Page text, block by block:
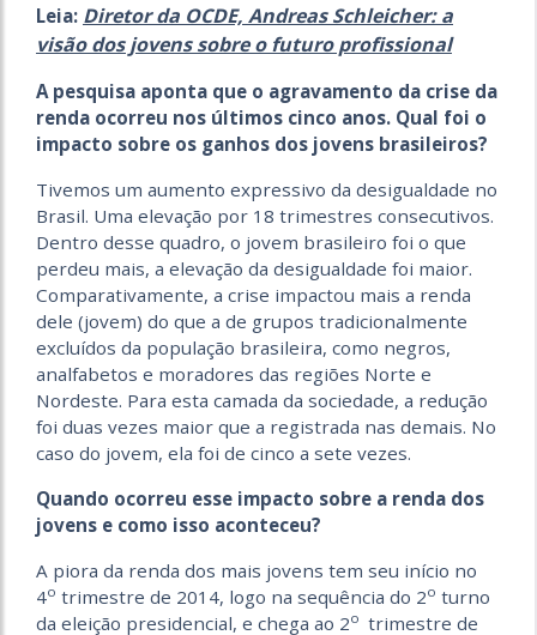
Leia: Diretor da OCDE, Andreas Schleicher: a
visão dos jovens sobre o futuro profissional
A pesquisa aponta que o agravamento da crise da
renda ocorreu nos últimos cinco anos. Qual foi o
impacto sobre os ganhos dos jovens brasileiros?
Tivemos um aumento expressivo da desigualdade no
Brasil. Uma elevação por 18 trimestres consecutivos.
Dentro desse quadro, o jovem brasileiro foi o que
perdeu mais, a elevação da desigualdade foi maior.
Comparativamente, a crise impactou mais a renda
dele (jovem) do que a de grupos tradicionalmente
excluídos da população brasileira, como negros,
analfabetos e moradores das regiões Norte e
Nordeste. Para esta camada da sociedade, a redução
foi duas vezes maior que a registrada nas demais. No
caso do jovem, ela foi de cinco a sete vezes.
Quando ocorreu esse impacto sobre a renda dos
jovens e como isso aconteceu?
A piora da renda dos mais jovens tem seu início no
4o trimestre de 2014, logo na sequência do 2o turno
da eleição presidencial, e chega ao 2o trimestre de